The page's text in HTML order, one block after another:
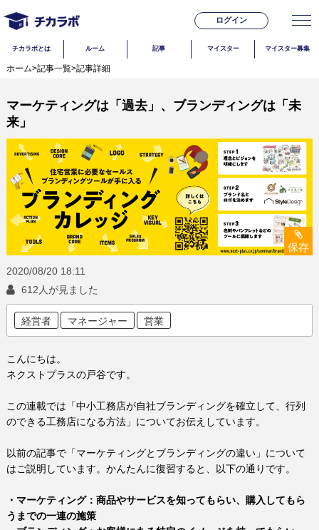
ログイン
チカラボとは ルーム 記事 マイスター マイスター募集
ホーム>記事一覧>記事詳細
マーケティングは「過去」、ブランディングは「未
来」
保存
2020/08/20 18:11
612人が見ました
経営者 マネージャー 営業
こんにちは。
ネクストプラスの戸谷です。
この連載では「中小工務店が自社ブランディングを確立して、行列
のできる工務店になる方法」についてお伝えしています。
以前の記事で「マーケティングとブランディングの違い」について
はご説明しています。かんたんに復習すると、以下の通りです。
・マーケティング：商品やサービスを知ってもらい、購入してもら
うまでの一連の施策